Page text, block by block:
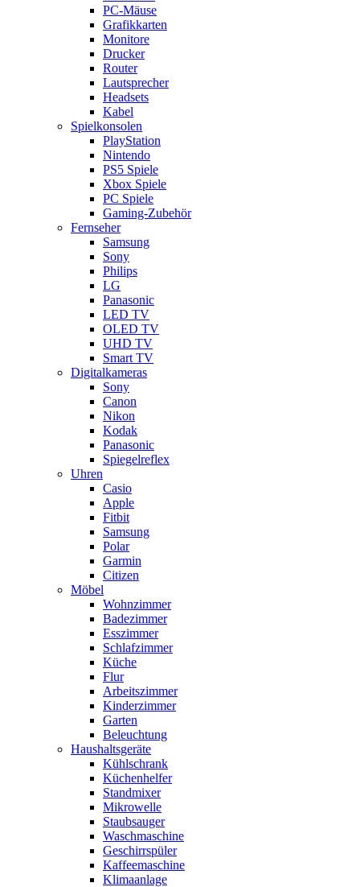
PC-Mäuse
Grafikkarten
Monitore
Drucker
Router
Lautsprecher
Headsets
Kabel
Spielkonsolen
PlayStation
Nintendo
PS5 Spiele
Xbox Spiele
PC Spiele
Gaming-Zubehör
Fernseher
Samsung
Sony
Philips
LG
Panasonic
LED TV
OLED TV
UHD TV
Smart TV
Digitalkameras
Sony
Canon
Nikon
Kodak
Panasonic
Spiegelreflex
Uhren
Casio
Apple
Fitbit
Samsung
Polar
Garmin
Citizen
Möbel
Wohnzimmer
Badezimmer
Esszimmer
Schlafzimmer
Küche
Flur
Arbeitszimmer
Kinderzimmer
Garten
Beleuchtung
Haushaltsgeräte
Kühlschrank
Küchenhelfer
Standmixer
Mikrowelle
Staubsauger
Waschmaschine
Geschirrspüler
Kaffeemaschine
Klimaanlage